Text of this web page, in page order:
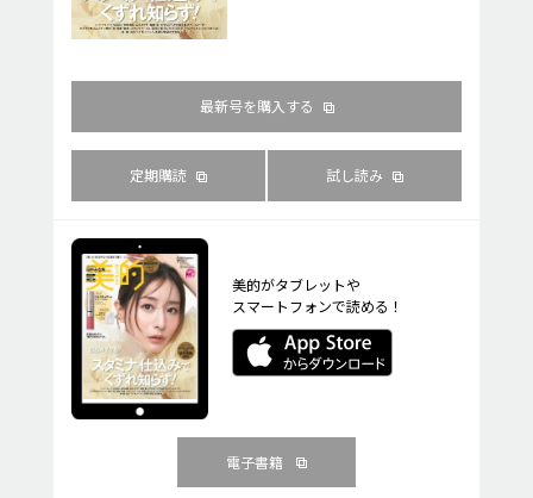
最新号を購入する
定期購読 試し読み
美的がタブレットや
スマートフォンで読める！
電子書籍